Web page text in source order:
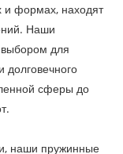
и формах, находят
Наши
для
долговечного
сферы до
наши пружинные